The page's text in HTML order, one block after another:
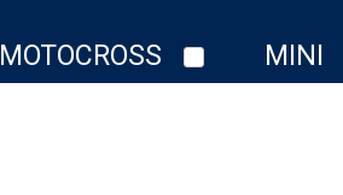
MINI
MOTOCROSS